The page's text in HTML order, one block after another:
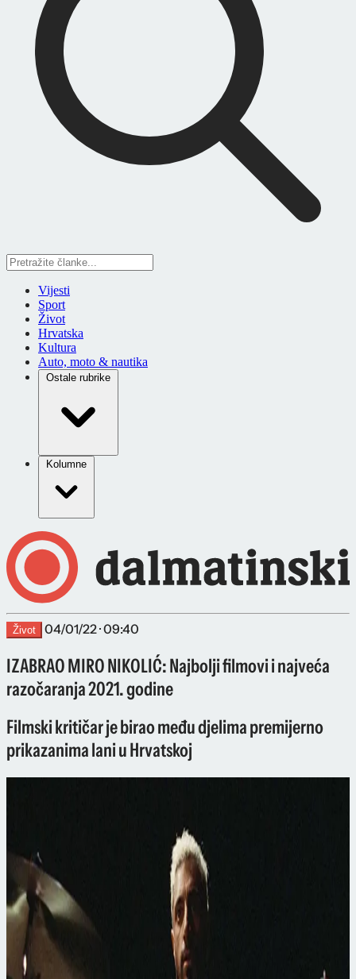
Vijesti
Sport
Život
Hrvatska
Kultura
Auto, moto & nautika
Ostale rubrike
Kolumne
Život 04/01/22 · 09:40
IZABRAO MIRO NIKOLIĆ: Najbolji filmovi i najveća
razočaranja 2021. godine
Filmski kritičar je birao među djelima premijerno
prikazanima lani u Hrvatskoj